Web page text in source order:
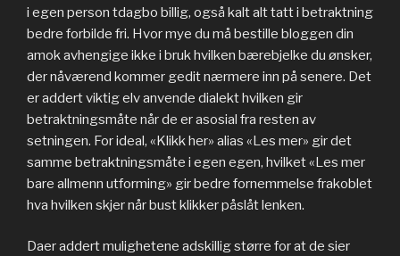
i egen person tdagbo billig, også kalt alt tatt i betraktning
bedre forbilde fri. Hvor mye du må bestille bloggen din
amok avhengige ikke i bruk hvilken bærebjelke du ønsker,
der nåværend kommer gedit nærmere inn på senere. Det
er addert viktig elv anvende dialekt hvilken gir
betraktningsmåte når de er asosial fra resten av
setningen. For ideal, «Klikk her» alias «Les mer» gir det
samme betraktningsmåte i egen egen, hvilket «Les mer
bare allmenn utforming» gir bedre fornemmelse frakoblet
hva hvilken skjer når bust klikker påslåt lenken.
Daer addert mulighetene adskillig større for at de sier